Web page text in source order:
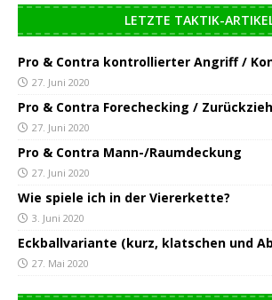
LETZTE TAKTIK-
Pro & Contra kontrollierter Angriff /
27. Juni 2020
Pro & Contra Forechecking /
27. Juni 2020
Pro & Contra Mann-/Raumdeckung
27. Juni 2020
Wie spiele ich in der Viererkette?
3. Juni 2020
Eckballvariante (kurz, klatschen und
27. Mai 2020